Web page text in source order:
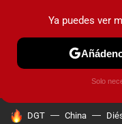
PRUEBAS COCHES
HOY SE HABLA DE
DGT China
Ya puedes ver
Solo